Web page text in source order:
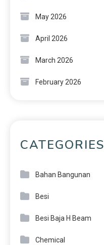
May 2026
April 2026
March 2026
February 2026
CATEGORIES
Bahan Bangunan
Besi
Besi Baja H Beam
Chemical